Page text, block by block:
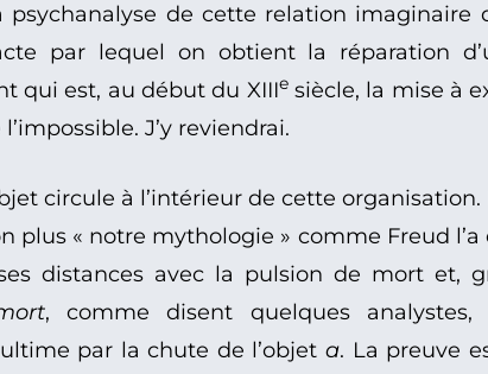
psychanalyse de cette relation imaginaire
par lequel on obtient la réparation
qui est, au début du XIIIesiècle, la mise à
J’y reviendrai.
circule à l’intérieur de cette organisation.
plus « notre mythologie » comme Freud l’a
distances avec la pulsion de mort et,
, comme disent quelques
par la chute de l’objet a. La preuve